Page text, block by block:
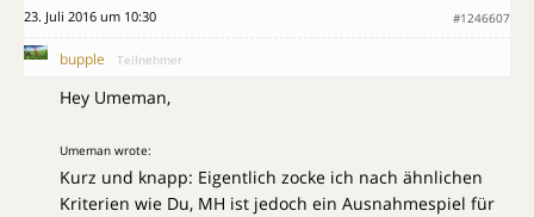
23. Juli 2016 um 10:30 #1246607
bupple Teilnehmer
Hey Umeman,
Umeman wrote:
Kurz und knapp: Eigentlich zocke ich nach ähnlichen
Kriterien wie Du, MH ist jedoch ein Ausnahmespiel für